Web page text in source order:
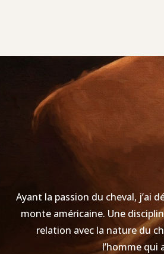
Ayant la passion du cheval, j’ai
monte américaine. Une
relation avec la nature du
l’homme qui